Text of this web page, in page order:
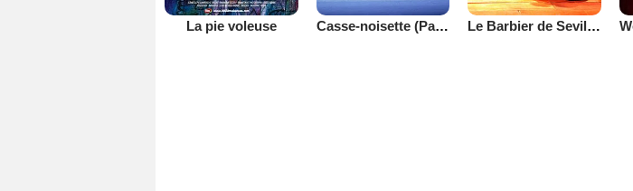
La pie voleuse Casse-noisette (Pathé Live) Le Barbier de Seville (UGC Viva l'Opéra)